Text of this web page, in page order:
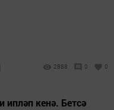
2888 0 0
ипләп кенә. Бетсә